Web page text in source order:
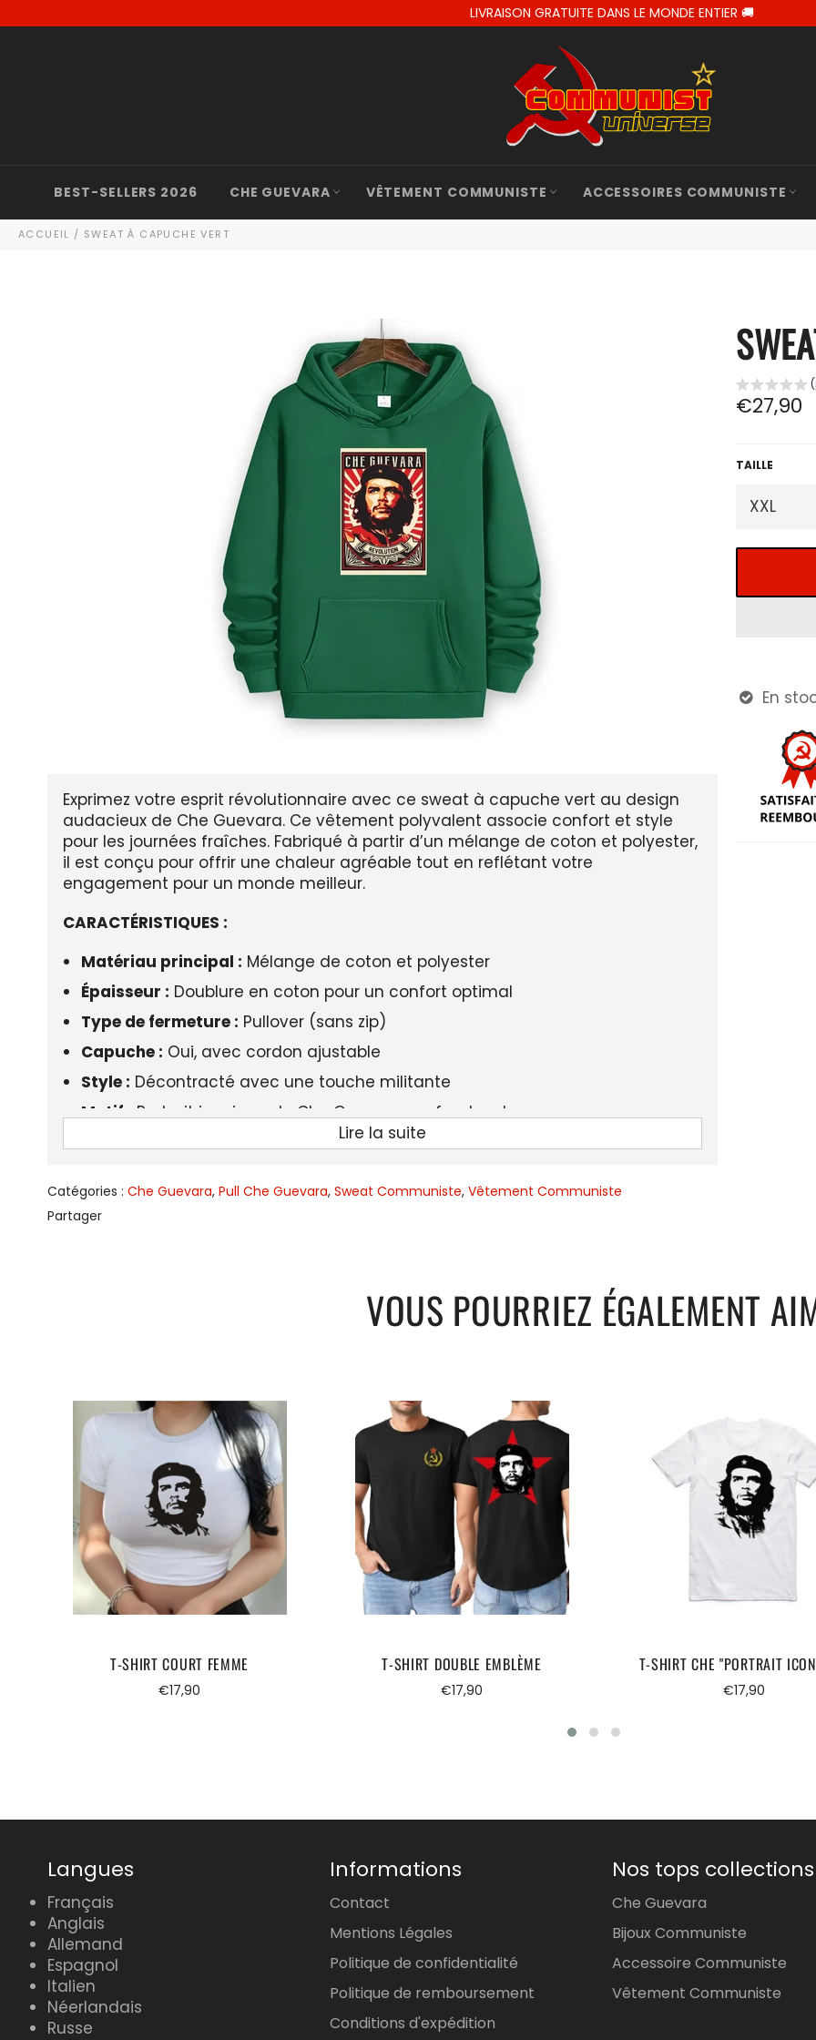
au
LIVRAISON GRATUITE DANS LE MONDE ENTIER 🚚
BEST-SELLERS 2026 CHE GUEVARA VÊTEMENT COMMUNISTE ACCESSOIRES COMMUNISTE
ACCUEIL / SWEAT À CAPUCHE VERT
Exprimez votre esprit révolutionnaire avec ce sweat à capuche vert au design
audacieux de Che Guevara. Ce vêtement polyvalent associe confort et style
pour les journées fraîches. Fabriqué à partir d’un mélange de coton et polyester,
il est conçu pour offrir une chaleur agréable tout en reflétant votre
engagement pour un monde meilleur.
CARACTÉRISTIQUES :
Matériau principal : Mélange de coton et polyester
Épaisseur : Doublure en coton pour un confort optimal
Type de fermeture : Pullover (sans zip)
Capuche : Oui, avec cordon ajustable
Style : Décontracté avec une touche militante
Motif :Portrait iconique de Che Guevara sur fond vert
Longues, coupe régulière
Fit :Coupe ample pour une liberté de mouvement
S
64 54 53
56 56
57
59
58
XL
62
59
60
3XL
77 66
Ce sweat à capuche vert est un choix parfait pour afficher vos idéaux tout en
restant confortable et stylé.
Lire la suite
Catégories : Che Guevara, Pull Che Guevara, Sweat Communiste, Vêtement Communiste
Partager
Prix
régulier
€27,90
TAILLE
 En
VOUS POURRIEZ ÉGALEMENT
T-SHIRT COURT FEMME
Prix
€17,90
T-SHIRT DOUBLE EMBLÈME
Prix
€17,90
T-SHIRT CHE "PORTRAIT
Prix
€17,90
Langues
Français
Anglais
Allemand
Espagnol
Italien
Néerlandais
Russe
Informations
Contact
Mentions Légales
Politique de confidentialité
Politique de remboursement
Conditions d'expédition
Nos tops collections
Che Guevara
Bijoux Communiste
Accessoire Communiste
Vêtement Communiste